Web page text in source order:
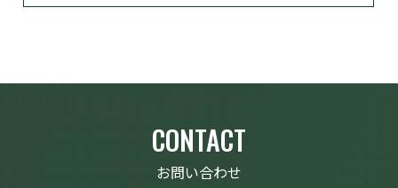
CONTACT
お問い合わせ